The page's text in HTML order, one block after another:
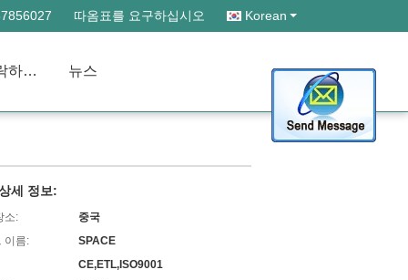
따옴표를 요구하십시오 Korean
저희에게 연락하십시오 뉴스
세 정보:
소:
중국
이름:
SPACE
CE,ETL,ISO9001